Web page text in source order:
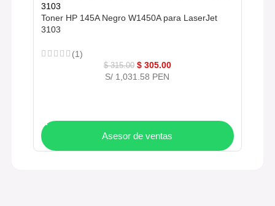
Toner HP 145A Negro W1450A para LaserJet
3103
(1)
$315.00 $305.00
S/ 1,031.58 PEN
Asesor de ventas